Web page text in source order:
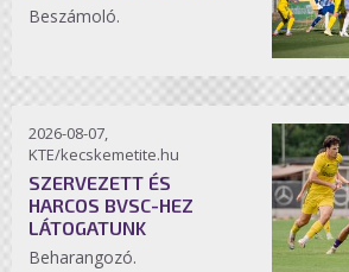
Beszámoló.
2026-08-07,
KTE/kecskemetite.hu
SZERVEZETT ÉS
HARCOS BVSC-HEZ
LÁTOGATUNK
Beharangozó.